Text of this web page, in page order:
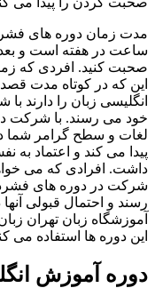
ساعت در هفته است و بعد
صحبت کنید. افردی که
این که در کوتاه مدت
انگلیسی زبان را دارند
خود می رسند. با شرکت
لغات و سطح گرامر شما
پیدا می کند و اعتماد به
داشت. افرادی که می
شرکت در دوره های
رسند و احتمال قبولی
آموزشگاه زبان تهران
این دوره ها استفاده می
دوره آموزش